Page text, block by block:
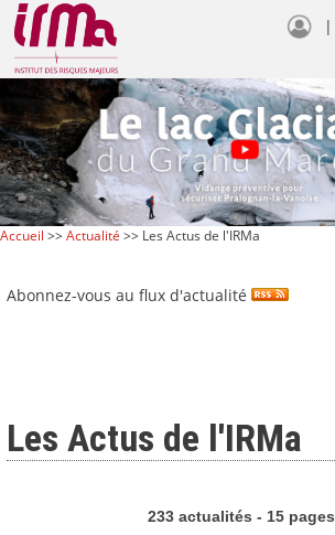
|
Accueil >>Actualité >> Les Actus de l'IRMa
Abonnez-vous au flux d'actualité
Les Actus de l'IRMa
233 actualités - 15 pages